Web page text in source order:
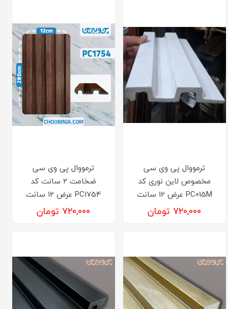
ترمووال پی وی سی
مخصوص لاین نوری کد
PC015M عرض ۱۲ سانت
۷۲۰,۰۰۰ تومان
ترمووال پی وی سی
ضخامت ۲ سانت کد
PC1754 عرض ۱۲ سانت
۷۲۰,۰۰۰ تومان